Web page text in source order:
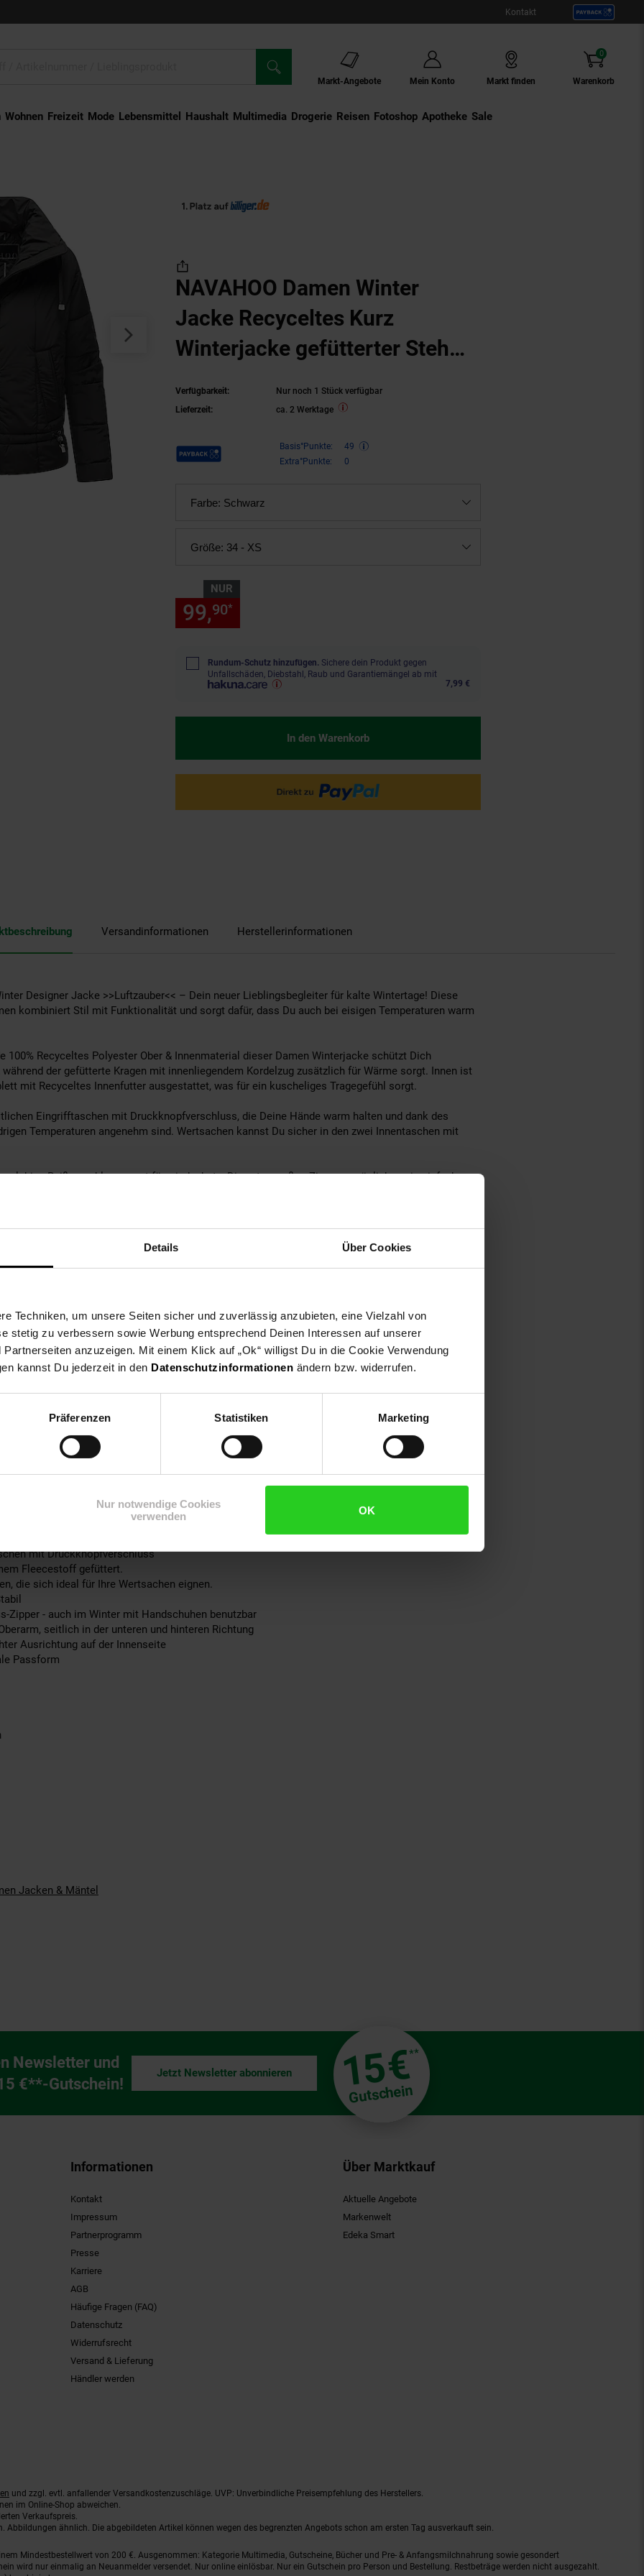
Details Über Cookies
Techniken, um unsere Seiten sicher und zuverlässig anzubieten, eine Vielzahl von
stetig zu verbessern sowie Werbung entsprechend Deinen Interessen auf unserer
anzuzeigen. Mit einem Klick auf „Ok“ willigst Du in die Cookie Verwendung
kannst Du jederzeit in den Datenschutzinformationen ändern bzw. widerrufen.
Präferenzen Statistiken Marketing
Nur notwendige Cookies
verwenden
OK
Kontakt
Markt-Angebote Mein Konto Markt finden Warenkorb
0
Artikel
Wohnen Freizeit Mode Lebensmittel Haushalt Multimedia Drogerie Externer Link:
Reisen Externer Link:
Fotoshop Externer Link:
Apotheke Sale
NAVAHOO Damen Winter
Jacke Recyceltes Kurz
Winterjacke gefütterter Steh
Verfügbarkeit:
Nur noch 1 Stück verfügbar
Lieferzeit:
ca. 2 Werktage
Payback Punkte Basis°Punkte:
49
Extra°Punkte:
0
Farbe: Schwarz
Größe: 34 - XS
NUR
99,90*
Rundum-Schutz hinzufügen. Sichere dein Produkt gegen
Unfallschäden, Diebstahl, Raub und Garantiemängel ab mit
7,99 €
In den Warenkorb
Versandinformationen Herstellerinformationen
Designer Jacke >>Luftzauber<< – Dein neuer Lieblingsbegleiter für kalte Wintertage! Diese
kombiniert Stil mit Funktionalität und sorgt dafür, dass Du auch bei eisigen Temperaturen warm
100% Recyceltes Polyester Ober & Innenmaterial dieser Damen Winterjacke schützt Dich
der gefütterte Kragen mit innenliegendem Kordelzug zusätzlich für Wärme sorgt. Innen ist
mit Recyceltes Innenfutter ausgestattet, was für ein kuscheliges Tragegefühl sorgt.
Eingrifftaschen mit Druckknopfverschluss, die Deine Hände warm halten und dank des
Temperaturen angenehm sind. Wertsachen kannst Du sicher in den zwei Innentaschen mit
Reißverschluss sorgt für windschutz. Die extra großen Zipper ermöglichen ein einfaches
Steppjacke – selbst mit Handschuhen.
Retailers' und vertreibt 100% vegane Mode ohne die Verwendung von Daunen, Fell oder Leder!
mit Kragen
Körpergröße.)
mit innenliegendem Kordelzug
mit Druckknopfverschluss
Fleecestoff gefüttert.
die sich ideal für Ihre Wertsachen eignen.
Zipper - auch im Winter mit Handschuhen benutzbar
seitlich in der unteren und hinteren Richtung
Ausrichtung auf der Innenseite
Passform
Jacken & Mäntel
Newsletter und
€**-Gutschein!
15€**
Gutschein
Jetzt Newsletter abonnieren
Informationen
Kontakt
Impressum
Partnerprogramm
Presse
Karriere
AGB
Häufige Fragen (FAQ)
Datenschutz
Widerrufsrecht
Versand & Lieferung
Händler werden
Über Marktkauf
Aktuelle Angebote
Markenwelt
Edeka Smart
und zzgl. evtl. anfallender Versandkostenzuschläge. UVP: Unverbindliche Preisempfehlung des Herstellers.
im Online-Shop abweichen.
Verkaufspreis.
ähnlich. Die abgebildeten Artikel können wegen des begrenzten Angebots schon am ersten Tag ausverkauft sein.
Mindestbestellwert von 200 €. Ausgenommen: Kategorie Multimedia, Gutscheine, Bücher und Pre- & Anfangsmilchnahrung sowie gesondert
wird nur einmalig an Neuanmelder versendet. Nur online einlösbar. Nur ein Gutschein pro Person und Bestellung. Restbeträge werden nicht ausgezahlt.